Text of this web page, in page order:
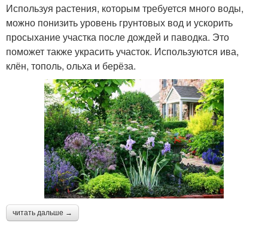
Используя растения, которым требуется много воды,
можно понизить уровень грунтовых вод и ускорить
просыхание участка после дождей и паводка. Это
поможет также украсить участок. Используются ива,
клён, тополь, ольха и берёза.
читать дальше →